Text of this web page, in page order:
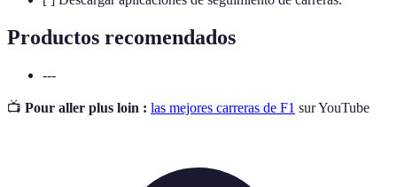
Productos recomendados
---
📺 Pour aller plus loin : las mejores carreras de F1 sur YouTube